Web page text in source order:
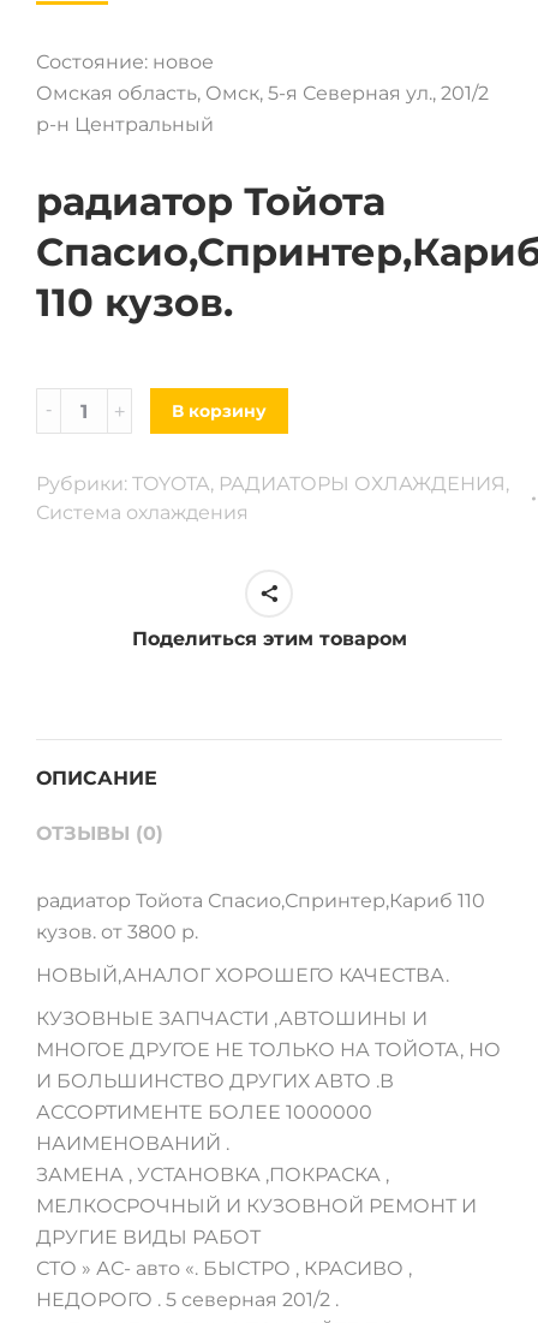
Состояние: новое
Омская область, Омск, 5-я Северная ул., 201/2
р-н Центральный
радиатор Тойота
110 кузов.
Радиатор
Toyota
Sprinter,
В корзину
Рубрики: TOYOTA, РАДИАТОРЫ ОХЛАЖДЕНИЯ,
Система охлаждения
Поделиться этим товаром
ОПИСАНИЕ
ОТЗЫВЫ (0)
радиатор Тойота Спасио,Спринтер,Кариб 110
кузов. от 3800 р.
НОВЫЙ,АНАЛОГ ХОРОШЕГО КАЧЕСТВА.
КУЗОВНЫЕ ЗАПЧАСТИ ,АВТОШИНЫ И
МНОГОЕ ДРУГОЕ НЕ ТОЛЬКО НА ТОЙОТА, НО
И БОЛЬШИНСТВО ДРУГИХ АВТО .В
АССОРТИМЕНТЕ БОЛЕЕ 1000000
НАИМЕНОВАНИЙ .
ЗАМЕНА , УСТАНОВКА ,ПОКРАСКА ,
МЕЛКОСРОЧНЫЙ И КУЗОВНОЙ РЕМОНТ И
ДРУГИЕ ВИДЫ РАБОТ
СТО » АС- авто «. БЫСТРО , КРАСИВО ,
НЕДОРОГО . 5 северная 201/2 .